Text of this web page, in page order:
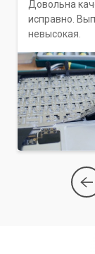
Довольна
исправно.
невысокая.